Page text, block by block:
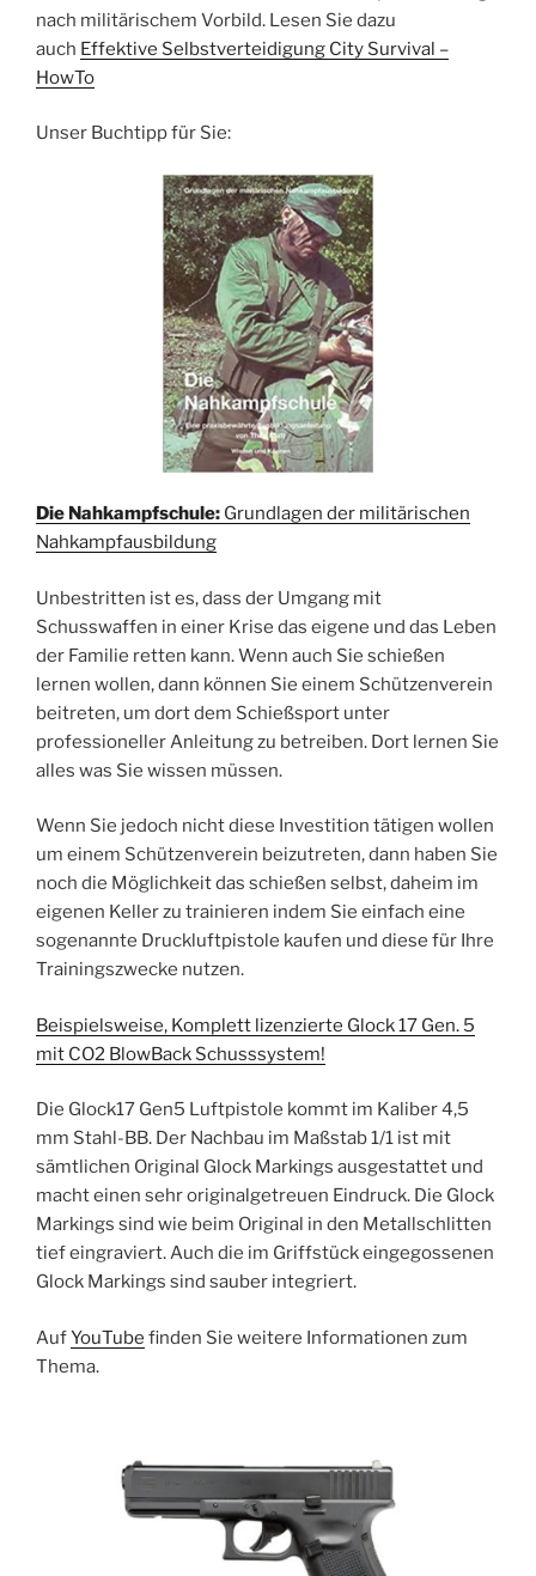
nach militärischem Vorbild. Lesen Sie dazu
auch Effektive Selbstverteidigung City Survival –
HowTo
Unser Buchtipp für Sie:
Die Nahkampfschule: Grundlagen der militärischen
Nahkampfausbildung
Unbestritten ist es, dass der Umgang mit
Schusswaffen in einer Krise das eigene und das Leben
der Familie retten kann. Wenn auch Sie schießen
lernen wollen, dann können Sie einem Schützenverein
beitreten, um dort dem Schießsport unter
professioneller Anleitung zu betreiben. Dort lernen Sie
alles was Sie wissen müssen.
Wenn Sie jedoch nicht diese Investition tätigen wollen
um einem Schützenverein beizutreten, dann haben Sie
noch die Möglichkeit das schießen selbst, daheim im
eigenen Keller zu trainieren indem Sie einfach eine
sogenannte Druckluftpistole kaufen und diese für Ihre
Trainingszwecke nutzen.
Beispielsweise, Komplett lizenzierte Glock 17 Gen. 5
mit CO2 BlowBack Schusssystem!
Die Glock17 Gen5 Luftpistole kommt im Kaliber 4,5
mm Stahl-BB. Der Nachbau im Maßstab 1/1 ist mit
sämtlichen Original Glock Markings ausgestattet und
macht einen sehr originalgetreuen Eindruck. Die Glock
Markings sind wie beim Original in den Metallschlitten
tief eingraviert. Auch die im Griffstück eingegossenen
Glock Markings sind sauber integriert.
AufYouTube finden Sie weitere Informationen zum
Thema.